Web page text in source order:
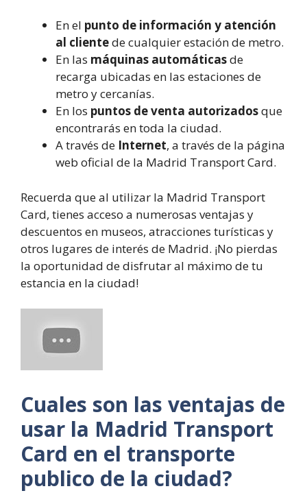
En el punto de información y atención
al clientede cualquier estación de metro.
En las máquinas automáticasde
recarga ubicadas en las estaciones de
metro y cercanías.
En los puntos de venta autorizadosque
encontrarás en toda la ciudad.
A través de Internet, a través de la página
web oficial de la Madrid Transport Card.
Recuerda que al utilizar la Madrid Transport
Card, tienes acceso a numerosas ventajas y
descuentos en museos, atracciones turísticas y
otros lugares de interés de Madrid. ¡No pierdas
la oportunidad de disfrutar al máximo de tu
estancia en la ciudad!
Cuales son las ventajas de
usar la Madrid Transport
Card en el transporte
publico de la ciudad?